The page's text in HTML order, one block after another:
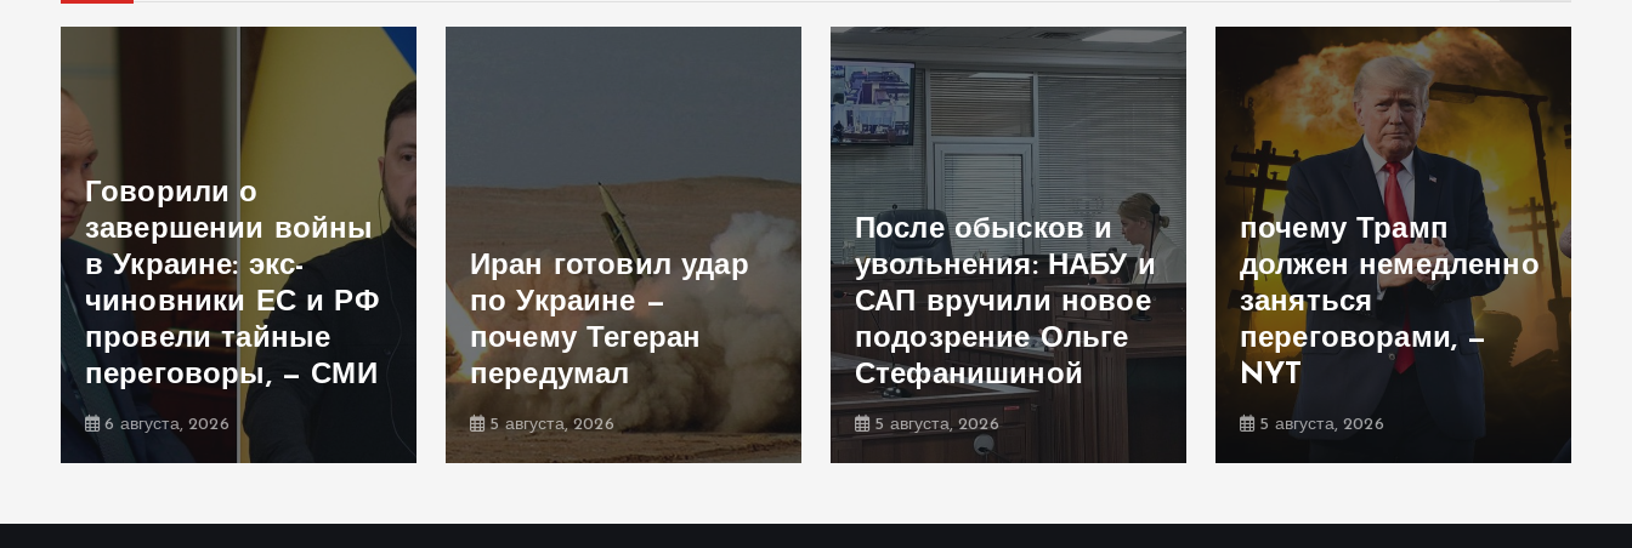
Говорили о
завершении войны
в Украине: экс-
чиновники ЕС и РФ
провели тайные
переговоры, — СМИ
6 августа, 2026
Иран готовил удар
по Украине —
почему Тегеран
передумал
5 августа, 2026
После обысков и
увольнения: НАБУ и
САП вручили новое
подозрение Ольге
Стефанишиной
5 августа, 2026
почему Трамп
должен немедленно
заняться
переговорами, —
NYT
5 августа, 2026